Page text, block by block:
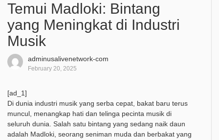
Temui Madloki: Bintang
yang Meningkat di Industri
Musik
adminusalivenetwork-com
February 20, 2025
[ad_1]
Di dunia industri musik yang serba cepat, bakat baru terus
muncul, menangkap hati dan telinga pecinta musik di
seluruh dunia. Salah satu bintang yang sedang naik daun
adalah Madloki, seorang seniman muda dan berbakat yang